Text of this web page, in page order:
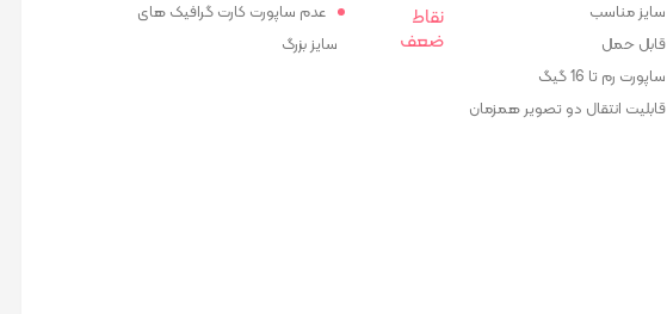
سایز مناسب
قابل حمل
ساپورت رم تا 16 گیگ
قابلیت انتقال دو تصویر همزمان
نقاط
ضعف
عدم ساپورت کارت گرافیک های
سایز بزرگ